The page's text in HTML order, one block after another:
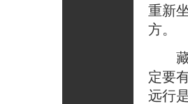
重新
方。
藏
定要
远行